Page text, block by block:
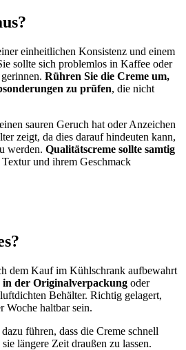
einheitlichen Konsistenz und einem
sollte sich problemlos in Kaffee oder
Rühren Sie die Creme um,
zu prüfen, die nicht
sauren Geruch hat oder Anzeichen
zeigt, da dies darauf hindeuten kann,
werden. Qualitätscreme sollte samtig
und ihrem Geschmack
dem Kauf im Kühlschrank aufbewahrt
in der Originalverpackung oder
Behälter. Richtig gelagert,
Woche haltbar sein.
führen, dass die Creme schnell
längere Zeit draußen zu lassen.